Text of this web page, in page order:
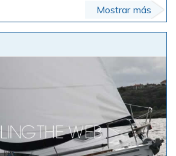
Mostrar más